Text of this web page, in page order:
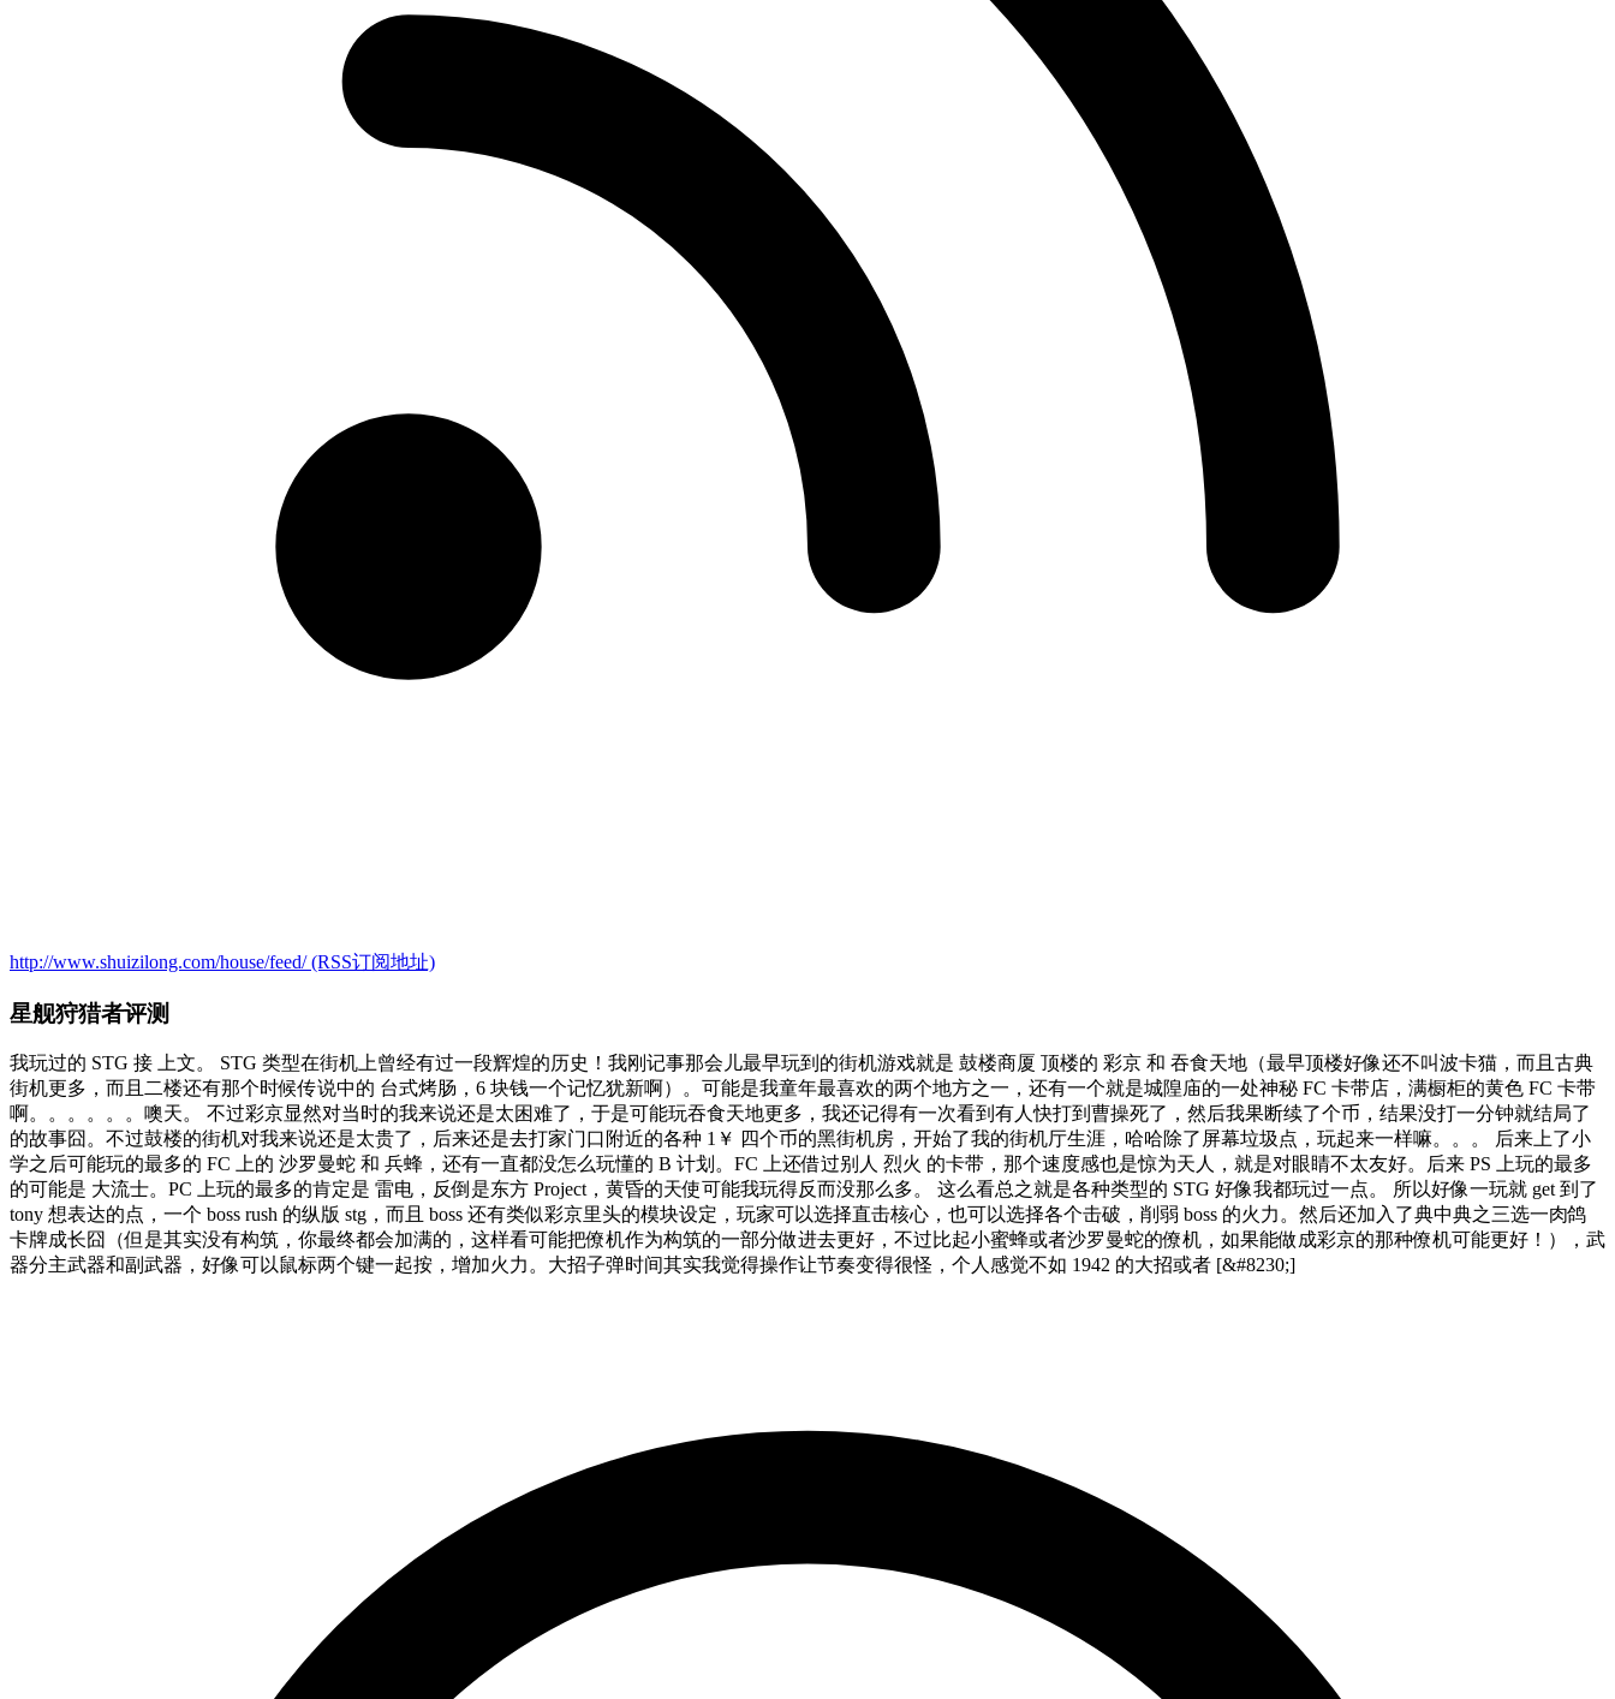
http://www.shuizilong.com/house/feed/(RSS订阅地址)
星舰狩猎者评测
我玩过的 STG 接 上文。 STG 类型在街机上曾经有过一段辉煌的历史！我刚记事那会儿最早玩到的街机游戏就是 鼓楼商厦 顶楼的 彩京 和 吞食天地（最早顶楼好像还不叫波卡猫，而且古典
街机更多，而且二楼还有那个时候传说中的 台式烤肠，6 块钱一个记忆犹新啊）。可能是我童年最喜欢的两个地方之一，还有一个就是城隍庙的一处神秘 FC 卡带店，满橱柜的黄色 FC 卡带
啊。。。。。。噢天。 不过彩京显然对当时的我来说还是太困难了，于是可能玩吞食天地更多，我还记得有一次看到有人快打到曹操死了，然后我果断续了个币，结果没打一分钟就结局了
的故事囧。不过鼓楼的街机对我来说还是太贵了，后来还是去打家门口附近的各种 1￥ 四个币的黑街机房，开始了我的街机厅生涯，哈哈除了屏幕垃圾点，玩起来一样嘛。。。 后来上了小
学之后可能玩的最多的 FC 上的 沙罗曼蛇 和 兵蜂，还有一直都没怎么玩懂的 B 计划。FC 上还借过别人 烈火 的卡带，那个速度感也是惊为天人，就是对眼睛不太友好。后来 PS 上玩的最多
的可能是 大流士。PC 上玩的最多的肯定是 雷电，反倒是东方 Project，黄昏的天使可能我玩得反而没那么多。 这么看总之就是各种类型的 STG 好像我都玩过一点。 所以好像一玩就 get 到了
tony 想表达的点，一个 boss rush 的纵版 stg，而且 boss 还有类似彩京里头的模块设定，玩家可以选择直击核心，也可以选择各个击破，削弱 boss 的火力。然后还加入了典中典之三选一肉鸽
卡牌成长囧（但是其实没有构筑，你最终都会加满的，这样看可能把僚机作为构筑的一部分做进去更好，不过比起小蜜蜂或者沙罗曼蛇的僚机，如果能做成彩京的那种僚机可能更好！），武
器分主武器和副武器，好像可以鼠标两个键一起按，增加火力。大招子弹时间其实我觉得操作让节奏变得很怪，个人感觉不如 1942 的大招或者 [&#8230;]